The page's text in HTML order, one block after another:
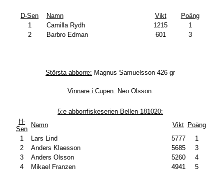
D-Sen Namn Vikt
Poäng
1
Camilla Rydh 1215
1
2
Barbro Edman 601 3
Största abborre: Magnus Samuelsson 426 gr
Vinnare i Cupen: Neo Olsson.
5:e abborrfiskeserien Bellen 181020:
H-
Sen
Namn Vikt Poäng
1
Lars Lind 5777
1
2
Anders Klaesson 5685
3
3
Anders Olsson 5260
4
4
Mikael Franzen 4941
5